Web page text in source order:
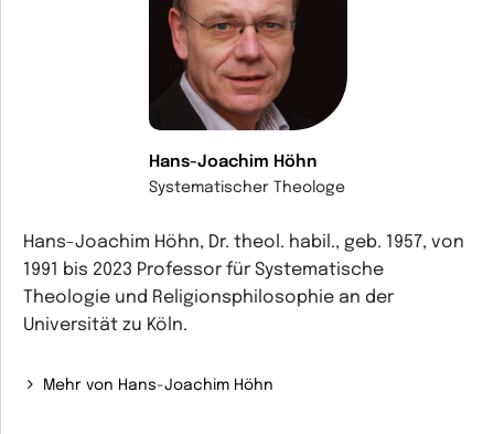
Hans-Joachim Höhn
Systematischer Theologe
Hans-Joachim Höhn, Dr. theol. habil., geb. 1957, von
1991 bis 2023 Professor für Systematische
Theologie und Religionsphilosophie an der
Universität zu Köln.
Mehr von Hans-Joachim Höhn